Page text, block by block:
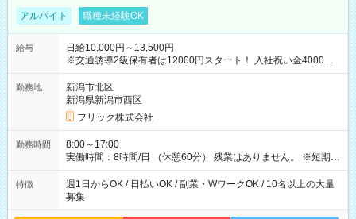
アルバイト 職種未経験OK
給与
日給10,000円～13,500円
※交通誘導2級保有者は12000円スタート！ 入社祝い金4000円
【試用期間】試用期間なし
勤務地
新潟市北区
新潟県新潟市西区
フリック株式会社
勤務時間
8:00～17:00
実働時間：8時間/日 （休憩60分） 残業はありません。 ※短期の
募集は行っておりません。予めご了承くださいませ。
特徴
週1日からOK / 日払いOK / 副業・WワークOK / 10名以上の大量
募集